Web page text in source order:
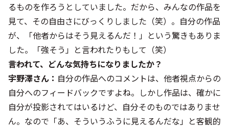
るものを作ろうとしていました。だから、みんなの作品を
見て、その自由さにびっくりしました（笑）。自分の作品
が、「他者からはそう見えるんだ！」という驚きもありま
した。「強そう」と言われたりもして（笑）
――言われて、どんな気持ちになりましたか？
宇野澤さん： 自分の作品へのコメントは、他者視点からの
自分へのフィードバックですよね。しかし作品は、確かに
自分が投影されてはいるけど、自分そのものではありませ
ん。なので「あ、そういうふうに見えるんだな」と客観的